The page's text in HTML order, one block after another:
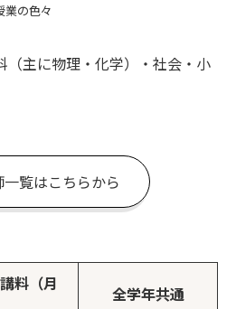
業の色々
（主に物理・化学）・社会・小
覧はこちらから
料（月
全学年共通